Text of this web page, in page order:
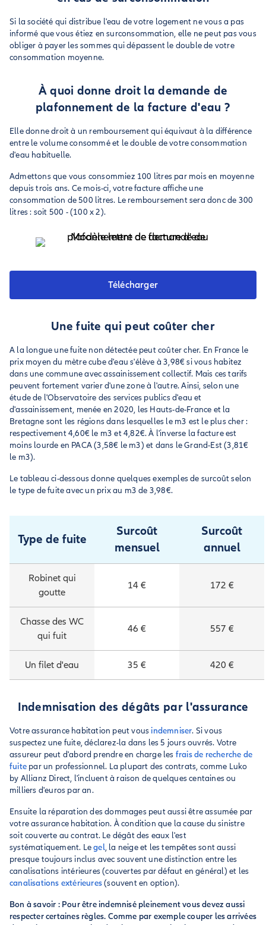
Si la société qui distribue l'eau de votre logement ne vous a pas
informé que vous étiez en surconsommation, elle ne peut pas vous
obliger à payer les sommes qui dépassent le double de votre
consommation moyenne.
À quoi donne droit la demande de
plafonnement de la facture d'eau ?
Elle donne droit à un remboursement qui équivaut à la différence
entre le volume consommé et le double de votre consommation
d'eau habituelle.
Admettons que vous consommiez 100 litres par mois en moyenne
depuis trois ans. Ce mois-ci, votre facture affiche une
consommation de 500 litres. Le remboursement sera donc de 300
litres : soit 500 - (100 x 2).
Télécharger
Une fuite qui peut coûter cher
A la longue une fuite non détectée peut coûter cher. En France le
prix moyen du mètre cube d'eau s'élève à 3,98€ si vous habitez
dans une commune avec assainissement collectif. Mais ces tarifs
peuvent fortement varier d'une zone à l'autre. Ainsi, selon une
étude de l'Observatoire des services publics d'eau et
d'assainissement, menée en 2020, les Hauts-de-France et la
Bretagne sont les régions dans lesquelles le m3 est le plus cher :
respectivement 4,60€ le m3 et 4,82€. À l'inverse la facture est
moins lourde en PACA (3,58€ le m3) et dans le Grand-Est (3,81€
le m3).
Le tableau ci-dessous donne quelques exemples de surcoût selon
le type de fuite avec un prix au m3 de 3,98€.
Type de fuite
Surcoût
mensuel
Surcoût
annuel
Robinet qui
goutte
14 € 172 €
Chasse des WC
qui fuit
46 € 557 €
Un filet d'eau 35 € 420 €
Indemnisation des dégâts par l'assurance
Votre assurance habitation peut vousindemniser. Si vous
suspectez une fuite, déclarez-la dans les 5 jours ouvrés. Votre
assureur peut d'abord prendre en charge les frais de recherche de
fuite par un professionnel. La plupart des contrats, comme Luko
by Allianz Direct, l'incluent à raison de quelques centaines ou
milliers d'euros par an.
Ensuite la réparation des dommages peut aussi être assumée par
votre assurance habitation. À condition que la cause du sinistre
soit couverte au contrat. Le dégât des eaux l'est
systématiquement. Legel, la neige et les tempêtes sont aussi
presque toujours inclus avec souvent une distinction entre les
canalisations intérieures (couvertes par défaut en général) et les
canalisations extérieures(souvent en option).
Bon à savoir : Pour être indemnisé pleinement vous devez aussi
respecter certaines règles. Comme par exemple couper les arrivées